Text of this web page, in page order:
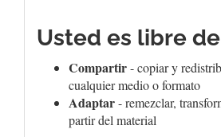
Usted es libre
Compartir- copiar y
cualquier medio o formato
Adaptar- remezclar,
partir del material